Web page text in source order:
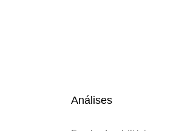
Análises